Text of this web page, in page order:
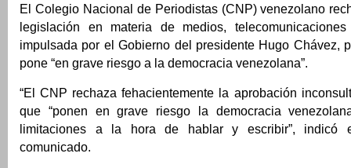
El Colegio Nacional de Periodistas (CNP) venezolano
legislación en materia de medios,
impulsada por el Gobierno del presidente Hugo Chávez,
pone “en grave riesgo a la democracia venezolana”.
“El CNP rechaza fehacientemente la aprobación
que “ponen en grave riesgo la democracia
limitaciones a la hora de hablar y escribir”, indicó
comunicado.